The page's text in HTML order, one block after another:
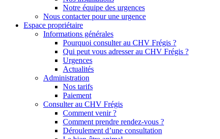
Notre équipe des urgences
Nous contacter pour une urgence
Espace propriétaire
Informations générales
Pourquoi consulter au CHV Frégis ?
Qui peut vous adresser au CHV Frégis ?
Urgences
Actualités
Administration
Nos tarifs
Paiement
Consulter au CHV Frégis
Comment venir ?
Comment prendre rendez-vous ?
Déroulement d’une consultation